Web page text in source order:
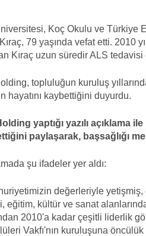
Koç Okulu ve Türkiye
79 yaşında vefat etti. 2010
Kıraç uzun süredir ALS tedavisi
topluluğun kuruluş
hayatını kaybettiğini duyurdu.
yaptığı yazılı açıklama
paylaşarak, başsağlığı
şu ifadeler yer aldı:
değerleriyle yetişmiş,
eğitim, kültür ve sanat
2010'a kadar çeşitli liderlik
Vakfı'nın kuruluşuna